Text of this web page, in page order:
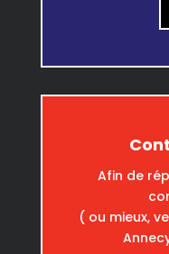
Afin de
( ou mieux,